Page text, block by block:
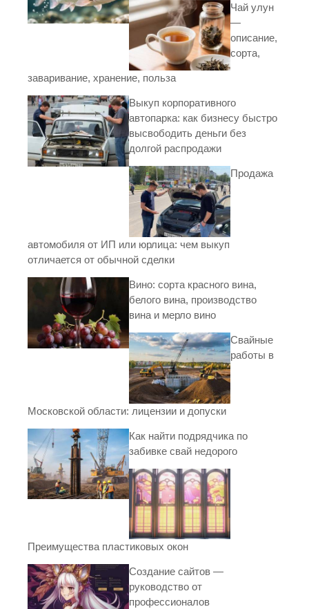
Чай улун
—
описание,
сорта,
заваривание, хранение, польза
Выкуп корпоративного
автопарка: как бизнесу быстро
высвободить деньги без
долгой распродажи
Продажа
автомобиля от ИП или юрлица: чем выкуп
отличается от обычной сделки
Вино: сорта красного вина,
белого вина, производство
вина и мерло вино
Свайные
работы в
Московской области: лицензии и допуски
Как найти подрядчика по
забивке свай недорого
Преимущества пластиковых окон
Создание сайтов —
руководство от
профессионалов